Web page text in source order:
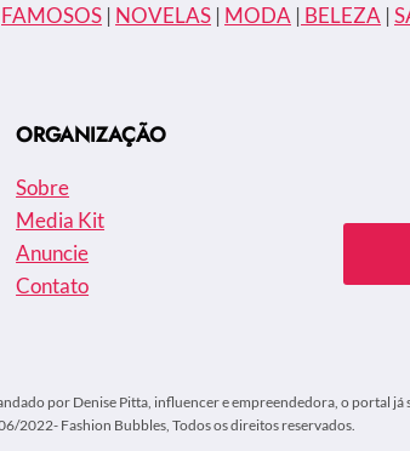
FAMOSOS | NOVELAS | MODA | BELEZA |
ORGANIZAÇÃO
Sobre
Media Kit
Anuncie
Contato
por Denise Pitta, influencer e empreendedora, o portal já
2022- Fashion Bubbles, Todos os direitos reservados.